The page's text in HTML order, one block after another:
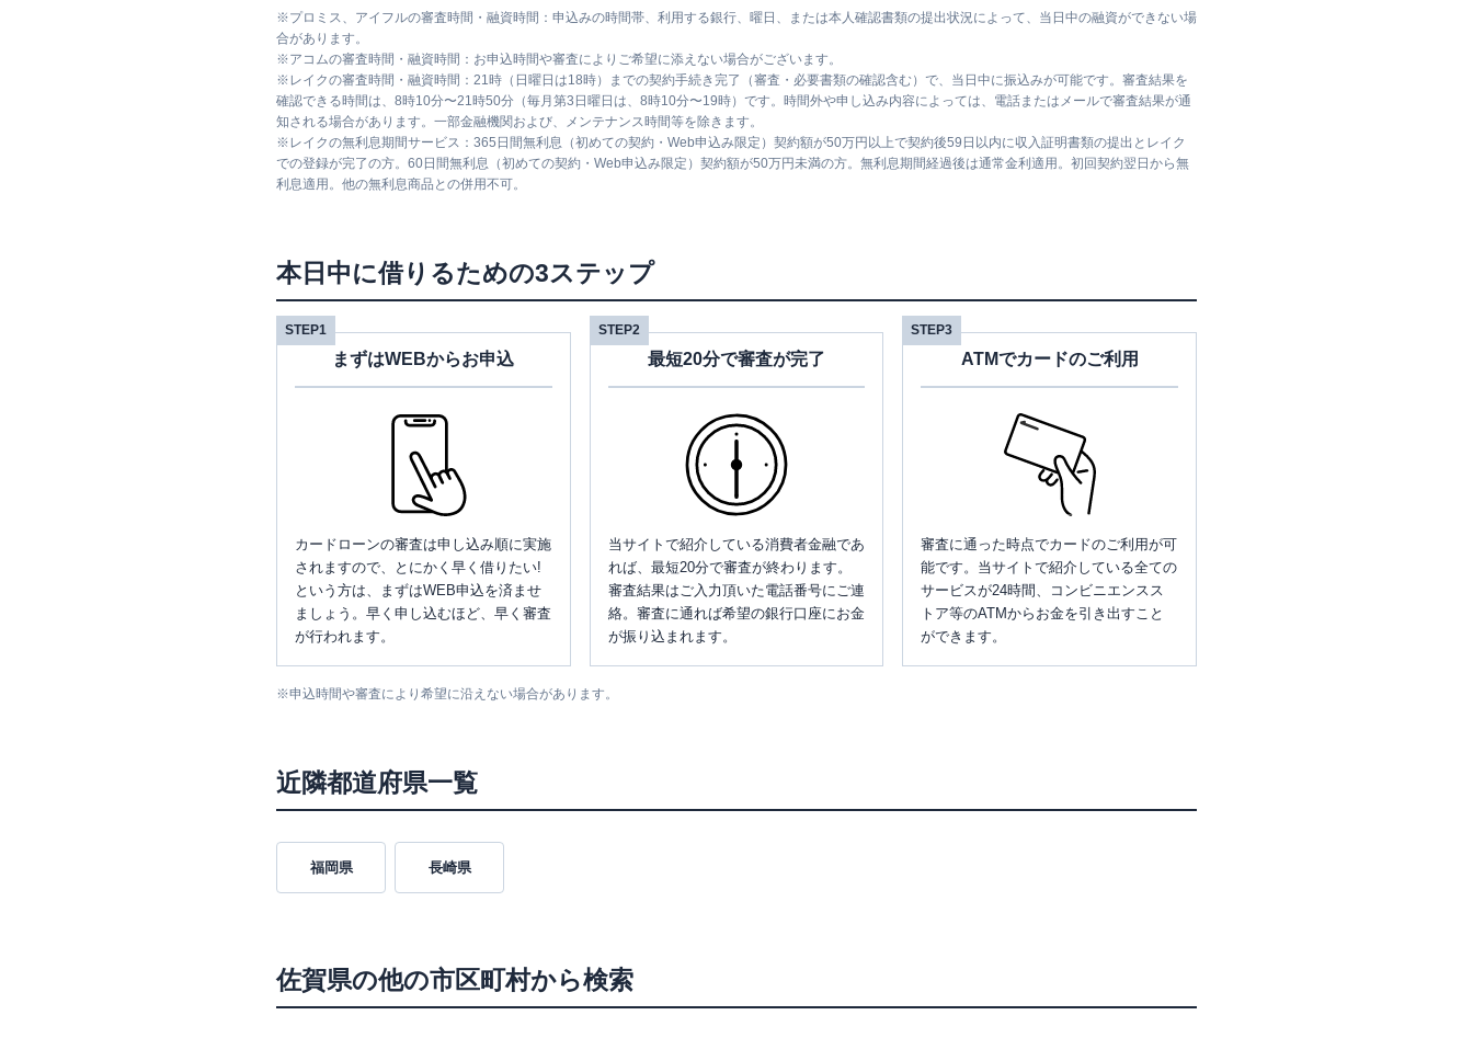
※プロミス、アイフルの審査時間・融資時間：申込みの時間帯、利用する銀行、曜日、または本人確認書類の提出状況によって、当日中の融資ができない場
合があります。
※アコムの審査時間・融資時間：お申込時間や審査によりご希望に添えない場合がございます。
※ レイクの審査時間・融資時間：21時（日曜日は18時）までの契約手続き完了（審査・必要書類の確認含む）で、当日中に振込みが可能です。審査結果を
確認できる時間は、8時10分〜21時50分（毎月第3日曜日は、8時10分〜19時）です。時間外や申し込み内容によっては、電話またはメールで審査結果が通
知される場合があります。一部金融機関および、メンテナンス時間等を除きます。
※ レイクの無利息期間サービス：365日間無利息（初めての契約・Web申込み限定）契約額が50万円以上で契約後59日以内に収入証明書類の提出とレイク
での登録が完了の方。60日間無利息（初めての契約・Web申込み限定）契約額が50万円未満の方。無利息期間経過後は通常金利適用。初回契約翌日から無
利息適用。他の無利息商品との併用不可。
本日中に借りるための3ステップ
STEP1
まずはWEBからお申込
カードローンの審査は申し込み順に実施
されますので、とにかく早く借りたい!
という方は、まずはWEB申込を済ませ
ましょう。早く申し込むほど、早く審査
が行われます。
STEP2
最短20分で審査が完了
当サイトで紹介している消費者金融であ
れば、最短20分で審査が終わります。
審査結果はご入力頂いた電話番号にご連
絡。審査に通れば希望の銀行口座にお金
が振り込まれます。
STEP3
ATMでカードのご利用
審査に通った時点でカードのご利用が可
能です。当サイトで紹介している全ての
サービスが24時間、コンビニエンスス
トア等のATMからお金を引き出すこと
ができます。
※申込時間や審査により希望に沿えない場合があります。
近隣都道府県一覧
福岡県 長崎県
佐賀県の他の市区町村から検索